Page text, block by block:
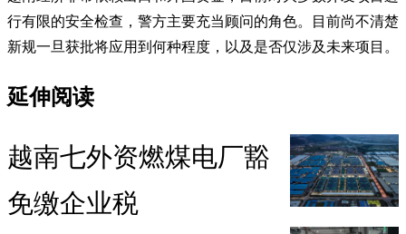
行有限的安全检查，警方主要充当顾问的角色。目前尚不清楚
新规一旦获批将应用到何种程度，以及是否仅涉及未来项目。
延伸阅读
越南七外资燃煤电厂豁
免缴企业税